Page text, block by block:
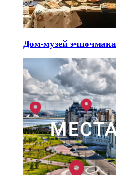
Дом-музей эчпочмака